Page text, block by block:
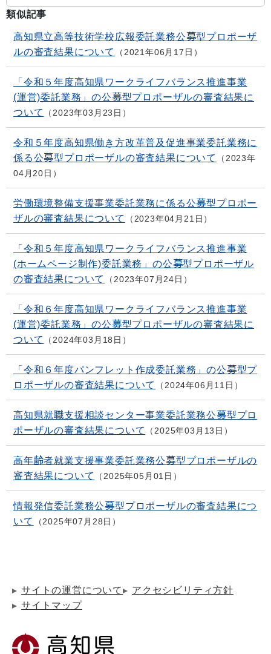
類似記事
高知県立高等技術学校広報委託業務公募型プロポーザ
ルの審査結果について
2021年06月17日
「令和５年度高知県ワークライフバランス推進事業
(運営)委託業務」の公募型プロポーザルの審査結果に
ついて
2023年03月23日
令和５年度高知県働き方改革普及促進事業委託業務に
係る公募型プロポーザルの審査結果について
2023年
04月20日
労働環境整備支援事業委託業務に係る公募型プロポー
ザルの審査結果について
2023年04月21日
「令和５年度高知県ワークライフバランス推進事業
(ホームページ制作)委託業務」の公募型プロポーザル
の審査結果について
2023年07月24日
「令和６年度高知県ワークライフバランス推進事業
(運営)委託業務」の公募型プロポーザルの審査結果に
ついて
2024年03月18日
「令和６年度パンフレット作成委託業務」の公募型プ
ロポーザルの審査結果について
2024年06月11日
高知県就職支援相談センター事業委託業務公募型プロ
ポーザルの審査結果について
2025年03月13日
高年齢者就業支援事業委託業務公募型プロポーザルの
審査結果について
2025年05月01日
情報発信委託業務公募型プロポーザルの審査結果につ
いて
2025年07月28日
サイトの運営について
アクセシビリティ方針
サイトマップ